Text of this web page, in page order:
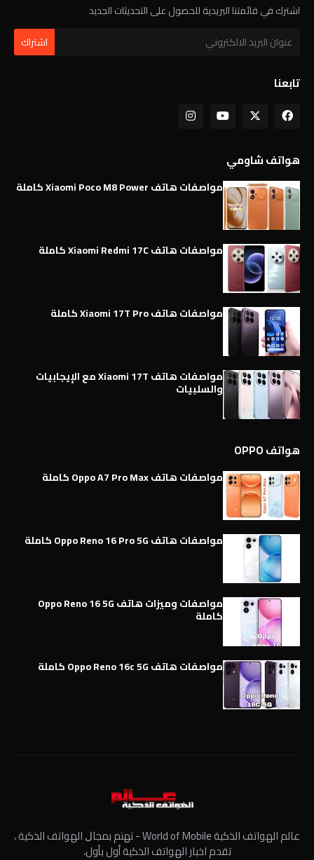
اشترك في قائمتنا البريدية للحصول على التحديثات الجديد
تابعنا
هواتف شاومي
مواصفات هاتف Xiaomi Poco M8 Power كاملة
مواصفات هاتف Xiaomi Redmi 17C كاملة
مواصفات هاتف Xiaomi 17T Pro كاملة
مواصفات هاتف Xiaomi 17T مع الإيجابيات
والسلبيات
هواتف OPPO
مواصفات هاتف Oppo A7 Pro Max كاملة
مواصفات هاتف Oppo Reno 16 Pro 5G كاملة
مواصفات وميزات هاتف Oppo Reno 16 5G
كاملة
مواصفات هاتف Oppo Reno 16c 5G كاملة
عالم الهواتف الذكية World of Mobile - ﺗﻬﺘﻢ ﺑﻤﺠﺎﻝ الهواتف الذكية ،
تقدم اخبار الهواتف الذكية أول بأول،